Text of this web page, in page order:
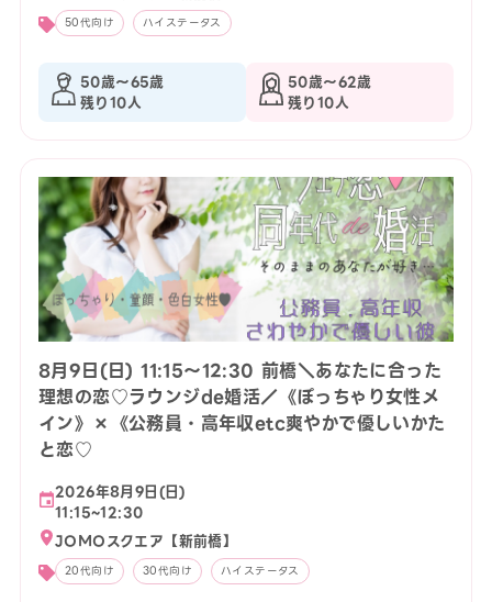
50代向け ハイステータス
50歳〜65歳
残り10人
50歳〜62歳
残り10人
8月9日(日) 11:15〜12:30 前橋＼あなたに合った
理想の恋♡ラウンジde婚活／《ぽっちゃり女性メ
イン》×《公務員・高年収etc爽やかで優しいかた
と恋♡
2026年8月9日(日)
11:15~12:30
JOMOスクエア【新前橋】
20代向け 30代向け ハイステータス